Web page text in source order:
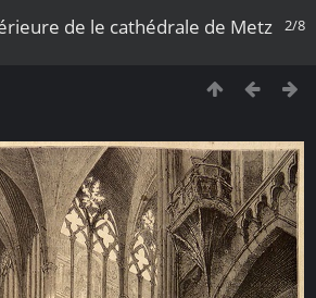
2/8
de le cathédrale de Metz